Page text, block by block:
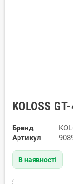
KOLOSS
Бренд
Артикул
В наявності